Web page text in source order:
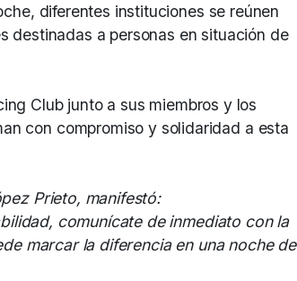
diferentes instituciones se reúnen
destinadas a personas en situación de
Club junto a sus miembros y los
con compromiso y solidaridad a esta
Prieto, manifestó:
comunícate de inmediato con la
marcar la diferencia en una noche de